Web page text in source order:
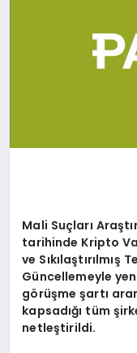
Mali Suçları
tarihinde Kripto
ve Sıkılaştırılmış
Güncellemeyle
görüşme şartı
kapsadığı tüm
netleştirildi.